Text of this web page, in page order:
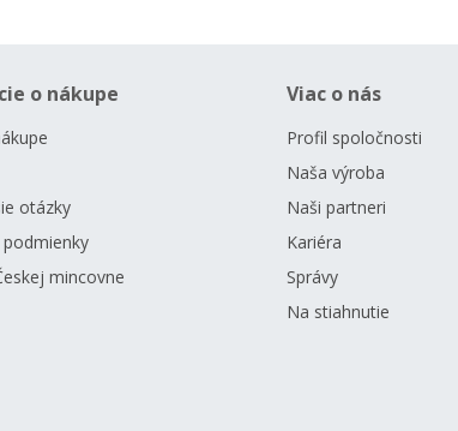
o nákupe
otázky
mincovne
Viac o nás
Profil spoločnosti
Naša výroba
Naši partneri
Kariéra
Správy
Na stiahnutie